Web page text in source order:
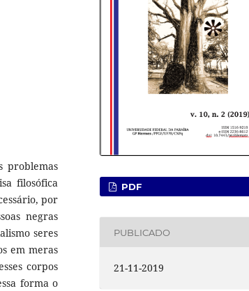
problemas
filosófica
por
negras
seres
em meras
corpos
forma o
PDF
PUBLICADO
21-11-2019